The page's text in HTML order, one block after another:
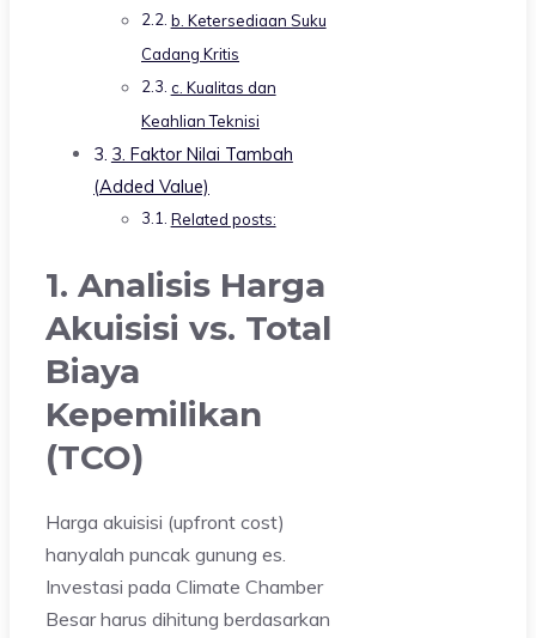
b. Ketersediaan Suku
Cadang Kritis
c. Kualitas dan
Keahlian Teknisi
3. Faktor Nilai Tambah
(Added Value)
Related posts:
1. Analisis Harga
Akuisisi vs. Total
Biaya
Kepemilikan
(TCO)
Harga akuisisi (upfront cost)
hanyalah puncak gunung es.
Investasi pada Climate Chamber
Besar harus dihitung berdasarkan